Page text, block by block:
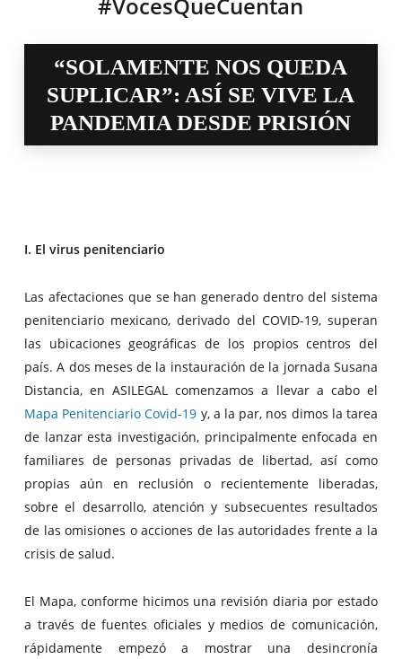
“SOLAMENTE NOS QUEDA
SUPLICAR”: ASÍ SE VIVE LA
PANDEMIA DESDE PRISIÓN
I. El virus penitenciario
Las afectaciones que se han generado dentro del sistema
penitenciario mexicano, derivado del COVID-19, superan
las ubicaciones geográficas de los propios centros del
país. A dos meses de la instauración de la jornada Susana
Distancia, en ASILEGAL comenzamos a llevar a cabo el
Mapa Penitenciario Covid-19 y, a la par, nos dimos la tarea
de lanzar esta investigación, principalmente enfocada en
familiares de personas privadas de libertad, así como
propias aún en reclusión o recientemente liberadas,
sobre el desarrollo, atención y subsecuentes resultados
de las omisiones o acciones de las autoridades frente a la
crisis de salud.
El Mapa, conforme hicimos una revisión diaria por estado
a través de fuentes oficiales y medios de comunicación,
rápidamente empezó a mostrar una desincronía